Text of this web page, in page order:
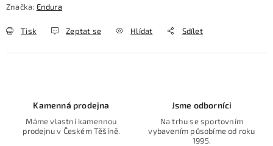
Značka: Endura
Tisk Zeptat se Hlídat Sdílet
Kamenná prodejna
Máme vlastní kamennou
prodejnu v Českém Těšíně.
Jsme odborníci
Na trhu se sportovním
vybavením působíme od roku
1995.